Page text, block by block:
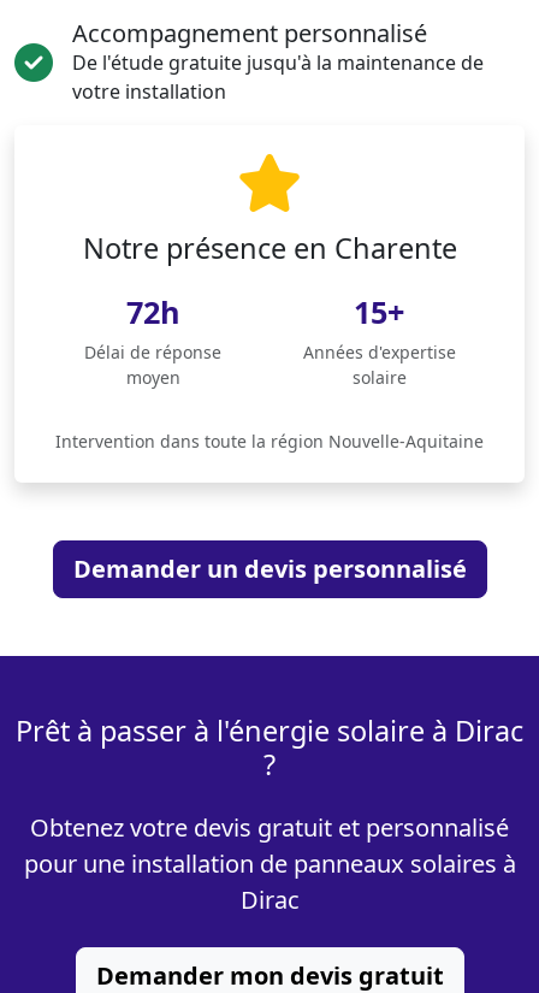
Accompagnement personnalisé
De l'étude gratuite jusqu'à la maintenance de
votre installation
Notre présence en Charente
72h
Délai de réponse
moyen
15+
Années d'expertise
solaire
Intervention dans toute la région Nouvelle-Aquitaine
Demander un devis personnalisé
Prêt à passer à l'énergie solaire à Dirac
?
Obtenez votre devis gratuit et personnalisé
pour une installation de panneaux solaires à
Dirac
Demander mon devis gratuit